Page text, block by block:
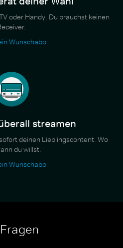
oder Handy. Du brauchst keinen
Wunschabo
streamen
deinen Lieblingscontent. Wo
du willst.
Wunschabo